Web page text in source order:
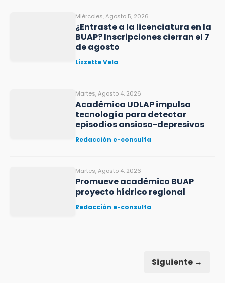
Miércoles, Agosto 5, 2026
¿Entraste a la licenciatura en la
BUAP? Inscripciones cierran el 7
de agosto
Lizzette Vela
Martes, Agosto 4, 2026
Académica UDLAP impulsa
tecnología para detectar
episodios ansioso-depresivos
Redacción e-consulta
Martes, Agosto 4, 2026
Promueve académico BUAP
proyecto hídrico regional
Redacción e-consulta
Siguiente →